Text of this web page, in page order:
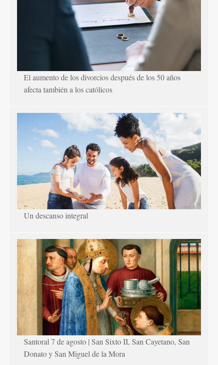
El aumento de los divorcios después de los 50 años
afecta también a los católicos
Un descanso integral
Santoral 7 de agosto | San Sixto II, San Cayetano, San
Donato y San Miguel de la Mora